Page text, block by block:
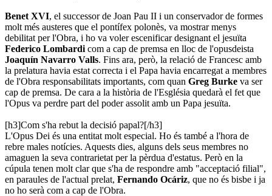
Benet XVI, el successor de Joan Pau II i un conservador de formes
molt més austeres que el pontífex polonès, va mostrar menys
debilitat per l'Obra, i ho va voler escenificar designant el jesuïta
Federico Lombardi com a cap de premsa en lloc de l'opusdeista
Joaquín Navarro Valls. Fins ara, però, la relació de Francesc amb
la prelatura havia estat correcta i el Papa havia encarregat a membres
de l'Obra responsabilitats importants, com quan Greg Burke va ser
cap de premsa. De cara a la història de l'Església quedarà el fet que
l'Opus va perdre part del poder assolit amb un Papa jesuïta.
[h3]Com s'ha rebut la decisió papal?[/h3]
L'Opus Dei és una entitat molt especial. Ho és també a l'hora de
rebre males notícies. Aquests dies, alguns dels seus membres no
amaguen la seva contrarietat per la pèrdua d'estatus. Però en la
cúpula tenen molt clar que s'ha de respondre amb "acceptació filial",
en paraules de l'actual prelat, Fernando Ocáriz, que no és bisbe i ja
no ho serà com a cap de l'Obra.